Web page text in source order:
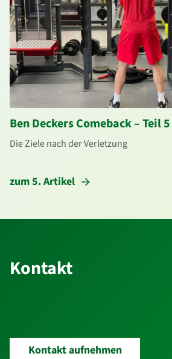
Ben Deckers Comeback – Teil 5
Die Ziele nach der Verletzung
zum 5. Artikel
Kontakt
Kontakt aufnehmen